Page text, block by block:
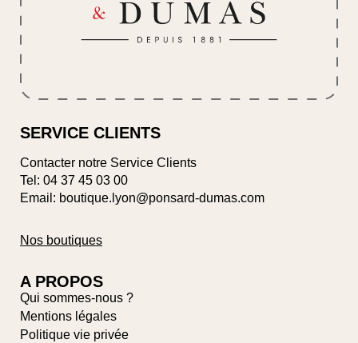
SERVICE CLIENTS
Contacter notre Service Clients
Tel: 04 37 45 03 00
Email: boutique.lyon@ponsard-dumas.com
Nos boutiques
A PROPOS
Qui sommes-nous ?
Mentions légales
Politique vie privée